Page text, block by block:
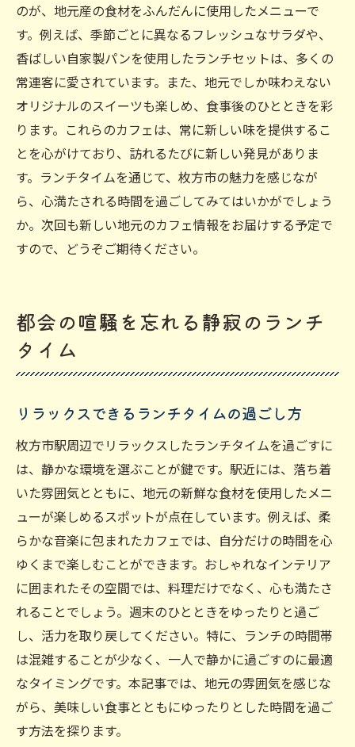
のが、地元産の食材をふんだんに使用したメニューで
す。例えば、季節ごとに異なるフレッシュなサラダや、
香ばしい自家製パンを使用したランチセットは、多くの
常連客に愛されています。また、地元でしか味わえない
オリジナルのスイーツも楽しめ、食事後のひとときを彩
ります。これらのカフェは、常に新しい味を提供するこ
とを心がけており、訪れるたびに新しい発見がありま
す。ランチタイムを通じて、枚方市の魅力を感じなが
ら、心満たされる時間を過ごしてみてはいかがでしょう
か。次回も新しい地元のカフェ情報をお届けする予定で
すので、どうぞご期待ください。
都会の喧騒を忘れる静寂のランチ
タイム
リラックスできるランチタイムの過ごし方
枚方市駅周辺でリラックスしたランチタイムを過ごすに
は、静かな環境を選ぶことが鍵です。駅近には、落ち着
いた雰囲気とともに、地元の新鮮な食材を使用したメニ
ューが楽しめるスポットが点在しています。例えば、柔
らかな音楽に包まれたカフェでは、自分だけの時間を心
ゆくまで楽しむことができます。おしゃれなインテリア
に囲まれたその空間では、料理だけでなく、心も満たさ
れることでしょう。週末のひとときをゆったりと過ご
し、活力を取り戻してください。特に、ランチの時間帯
は混雑することが少なく、一人で静かに過ごすのに最適
なタイミングです。本記事では、地元の雰囲気を感じな
がら、美味しい食事とともにゆったりとした時間を過ご
す方法を探ります。